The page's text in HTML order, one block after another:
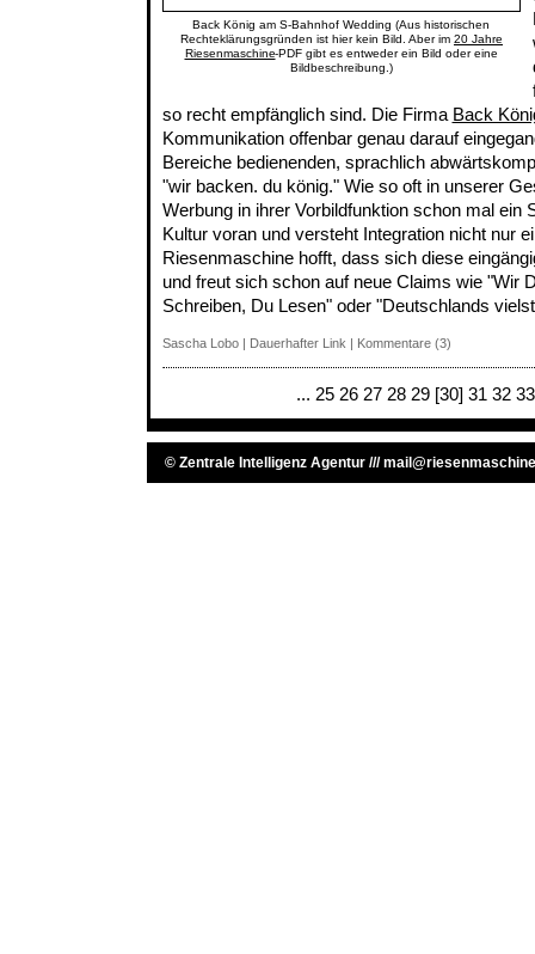
Back König am S-Bahnhof Wedding (Aus historischen
Rechteklärungsgründen ist hier kein Bild. Aber im 20 Jahre
Riesenmaschine-PDF gibt es entweder ein Bild oder eine
Bildbeschreibung.)
so recht empfänglich sind. Die Firma Back
Kommunikation offenbar genau darauf
Bereiche bedienenden, sprachlich
"wir backen. du könig." Wie so oft in unserer
Werbung in ihrer Vorbildfunktion schon mal ein
Kultur voran und versteht Integration nicht nur
Riesenmaschine hofft, dass sich diese
und freut sich schon auf neue Claims wie "Wir
Schreiben, Du Lesen" oder "Deutschlands
Sascha Lobo| Dauerhafter Link | Kommentare (3)
... 25 26 27 28 29[30] 31 32 33
© Zentrale Intelligenz Agentur///